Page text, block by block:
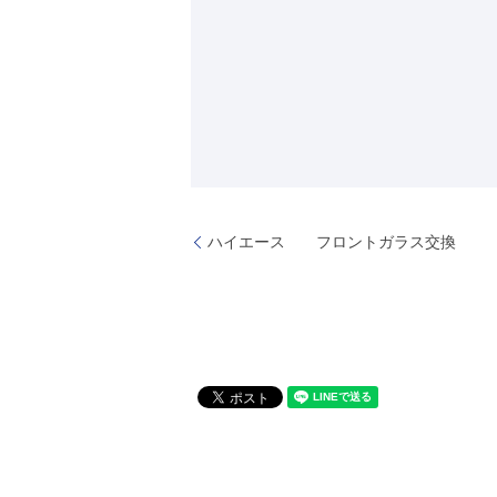
ハイエース フロントガラス交換